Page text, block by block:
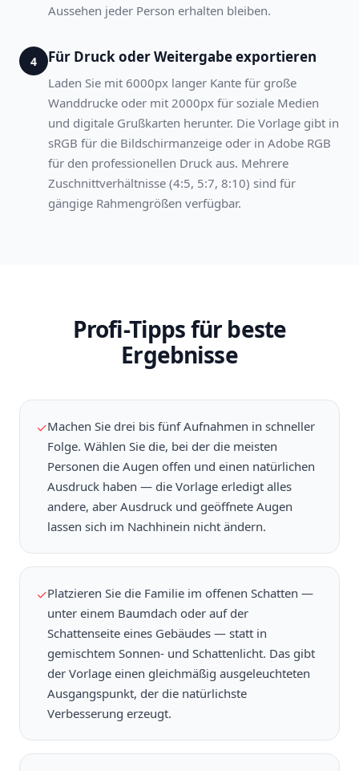
Aussehen jeder Person erhalten bleiben.
4 Für Druck oder Weitergabe exportieren
Laden Sie mit 6000px langer Kante für große
Wanddrucke oder mit 2000px für soziale Medien
und digitale Grußkarten herunter. Die Vorlage gibt in
sRGB für die Bildschirmanzeige oder in Adobe RGB
für den professionellen Druck aus. Mehrere
Zuschnittverhältnisse (4:5, 5:7, 8:10) sind für
gängige Rahmengrößen verfügbar.
Profi-Tipps für beste
Ergebnisse
✓Machen Sie drei bis fünf Aufnahmen in schneller
Folge. Wählen Sie die, bei der die meisten
Personen die Augen offen und einen natürlichen
Ausdruck haben — die Vorlage erledigt alles
andere, aber Ausdruck und geöffnete Augen
lassen sich im Nachhinein nicht ändern.
✓Platzieren Sie die Familie im offenen Schatten —
unter einem Baumdach oder auf der
Schattenseite eines Gebäudes — statt in
gemischtem Sonnen- und Schattenlicht. Das gibt
der Vorlage einen gleichmäßig ausgeleuchteten
Ausgangspunkt, der die natürlichste
Verbesserung erzeugt.